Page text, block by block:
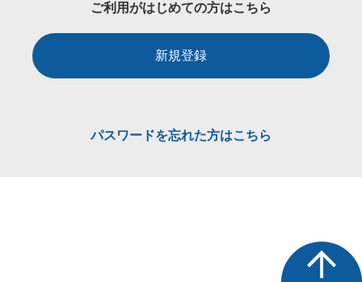
ご利用がはじめての方はこちら
新規登録
パスワードを忘れた方はこちら